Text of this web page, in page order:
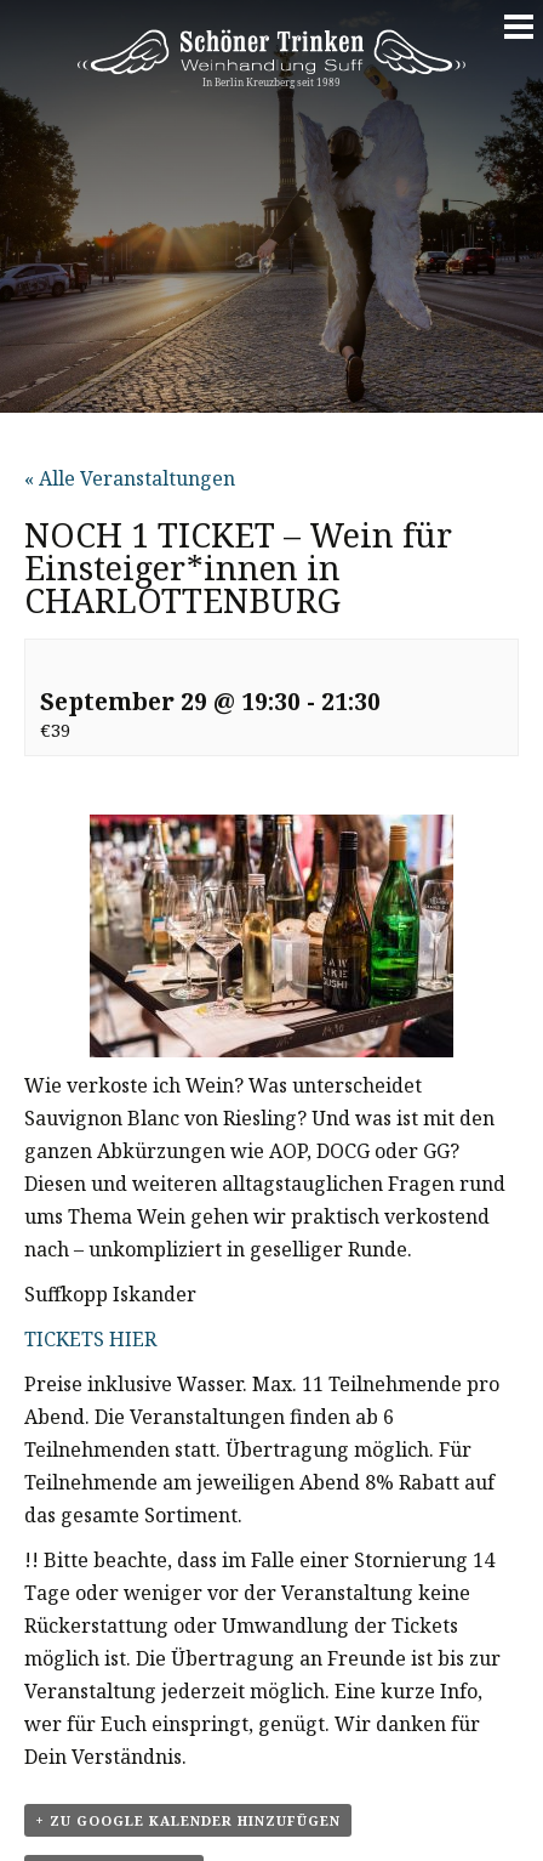
zum
Inhalt
« Alle Veranstaltungen
NOCH 1 TICKET – Wein für
Einsteiger*innen in
CHARLOTTENBURG
September 29 @ 19:30 - 21:30
€39
Wie verkoste ich Wein? Was unterscheidet
Sauvignon Blanc von Riesling? Und was ist mit den
ganzen Abkürzungen wie AOP, DOCG oder GG?
Diesen und weiteren alltagstauglichen Fragen rund
ums Thema Wein gehen wir praktisch verkostend
nach – unkompliziert in geselliger Runde.
Suffkopp Iskander
TICKETS HIER
Preise inklusive Wasser. Max. 11 Teilnehmende pro
Abend. Die Veranstaltungen finden ab 6
Teilnehmenden statt. Übertragung möglich. Für
Teilnehmende am jeweiligen Abend 8% Rabatt auf
das gesamte Sortiment.
!! Bitte beachte, dass im Falle einer Stornierung 14
Tage oder weniger vor der Veranstaltung keine
Rückerstattung oder Umwandlung der Tickets
möglich ist. Die Übertragung an Freunde ist bis zur
Veranstaltung jederzeit möglich. Eine kurze Info,
wer für Euch einspringt, genügt. Wir danken für
Dein Verständnis.
+ ZU GOOGLE KALENDER HINZUFÜGEN